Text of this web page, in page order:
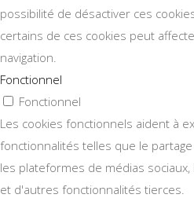
possibilité de désactiver ces
certains de ces cookies peut
navigation.
Fonctionnel
Fonctionnel
Les cookies fonctionnels aident à
fonctionnalités telles que le
les plateformes de médias
et d'autres fonctionnalités tierces.